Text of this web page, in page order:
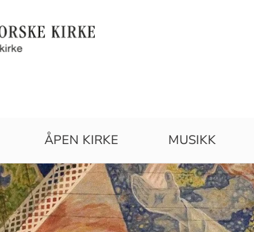
ÅPEN KIRKE MUSIKK